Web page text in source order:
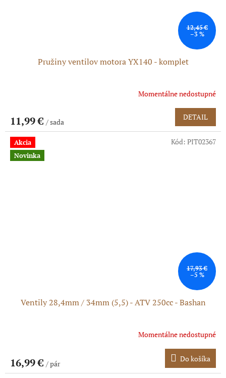
12,45 €
–3 %
Pružiny ventilov motora YX140 - komplet
Momentálne nedostupné
11,99 € / sada
DETAIL
Akcia
Novinka
17,93 €
–5 %
Ventily 28,4mm / 34mm (5,5) - ATV 250cc - Bashan
Momentálne nedostupné
16,99 € / pár
Do košíka
Kód: PIT02367